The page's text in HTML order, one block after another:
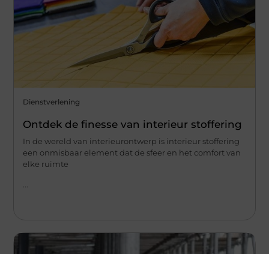
Dienstverlening
Ontdek de finesse van interieur stoffering
In de wereld van interieurontwerp is interieur stoffering
een onmisbaar element dat de sfeer en het comfort van
elke ruimte